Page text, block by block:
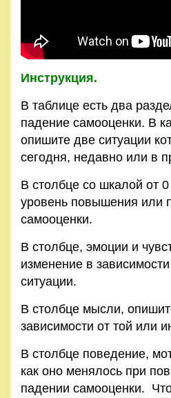
условия
Политика
конфиденциальности
Инструкция.
В таблице есть два
падение самооценки. В
опишите две ситуации
сегодня, недавно или в
В столбце со шкалой от
уровень повышения или
самооценки.
В столбце, эмоции и
изменение в
ситуации.
В столбце мысли,
зависимости от той или
В столбце поведение,
как оно менялось при
падении самооценки.